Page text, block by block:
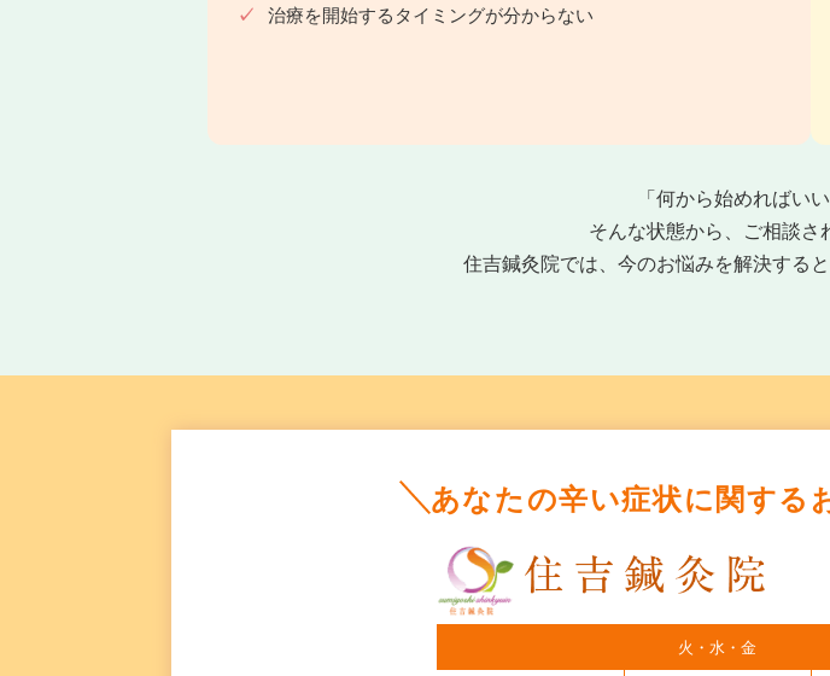
治療を開始するタイミングが分からない
「何から始めればい
そんな状態から、ご相談さ
住吉鍼灸院では、今のお悩みを解決する
あなたの辛い症状に関する
火・水・金